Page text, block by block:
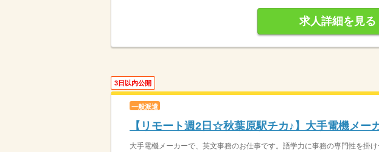
求人詳細を見る
3日以内公開
一般派遣
【リモート週2日☆秋葉原駅チカ♪】大手電機メー
大手電機メーカーで、英文事務のお仕事です。語学力に事務の専門性を掛